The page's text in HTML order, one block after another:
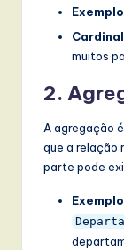
muitos
2.
A agregação
que a relação
parte pode